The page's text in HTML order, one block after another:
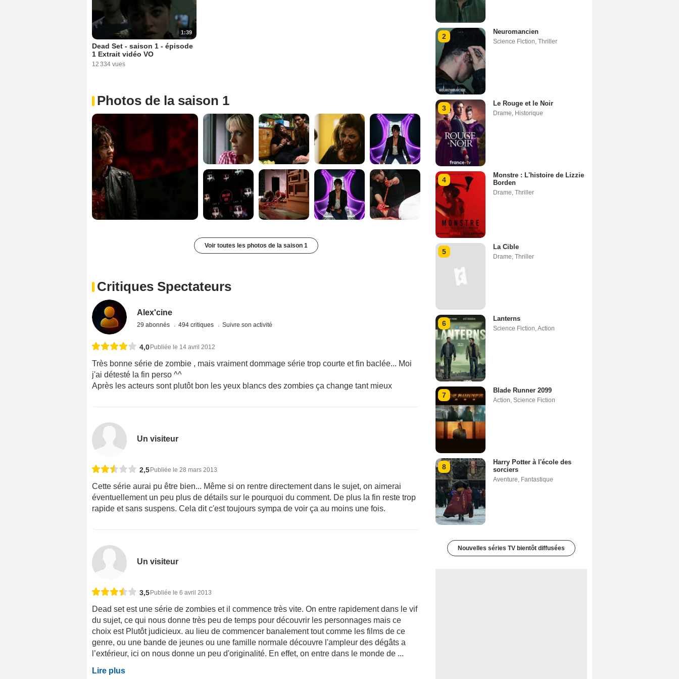
1:39
Dead Set - saison 1 - épisode
1 Extrait vidéo VO
12 334 vues
Photos de la saison 1
Voir toutes les photos de la saison 1
Critiques Spectateurs
Alex'cine
29 abonnés 494 critiques Suivre son activité
4,0 Publiée le 14 avril 2012
Très bonne série de zombie , mais vraiment dommage série trop courte et fin baclée... Moi
j'ai détesté la fin perso ^^
Après les acteurs sont plutôt bon les yeux blancs des zombies ça change tant mieux
Un visiteur
2,5 Publiée le 28 mars 2013
Cette série aurai pu être bien... Même si on rentre directement dans le sujet, on aimerai
éventuellement un peu plus de détails sur le pourquoi du comment. De plus la fin reste trop
rapide et sans suspens. Cela dit c'est toujours sympa de voir ça au moins une fois.
Un visiteur
3,5 Publiée le 6 avril 2013
Dead set est une série de zombies et il commence très vite. On entre rapidement dans le vif
du sujet, ce qui nous donne très peu de temps pour découvrir les personnages mais ce
choix est Plutôt judicieux. au lieu de commencer banalement tout comme les films de ce
genre, ou une bande de jeunes ou une famille normale découvre l'ampleur des dégâts a
l’extérieur, ici on nous donne un peu d'originalité. En effet, on entre dans le monde de ...
Lire plus
2
Neuromancien
Science Fiction Thriller
3
Le Rouge et le Noir
Drame Historique
4
Monstre : L'histoire de Lizzie
Borden
Drame Thriller
5
La Cible
Drame Thriller
6
Lanterns
Science Fiction Action
7
Blade Runner 2099
Action Science Fiction
8
Harry Potter à l'école des
sorciers
Aventure Fantastique
Nouvelles séries TV bientôt diffusées